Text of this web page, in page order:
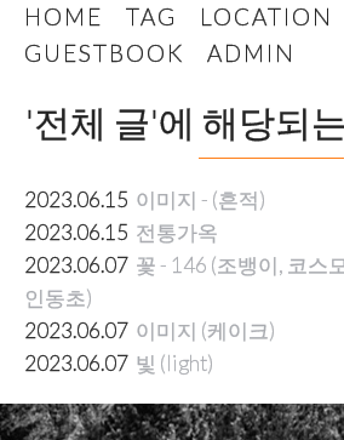
HOME TAG
LOCATION
GUESTBOOK
ADMIN
'전체 글'에 해당되
2023.06.15 이미지 - (흔적)
2023.06.15 전통가옥
2023.06.07 꽃 - 146 (조뱅이, 코스
인동초)
2023.06.07 이미지 (케이크)
2023.06.07 빛 (light)